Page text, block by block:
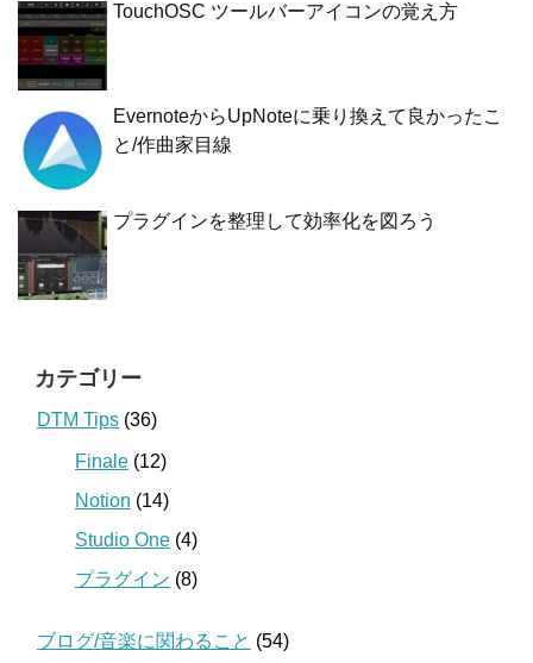
TouchOSC ツールバーアイコンの覚え方
EvernoteからUpNoteに乗り換えて良かったこ
と/作曲家目線
プラグインを整理して効率化を図ろう
カテゴリー
DTM Tips (36)
Finale (12)
Notion (14)
Studio One (4)
プラグイン (8)
ブログ/音楽に関わること (54)